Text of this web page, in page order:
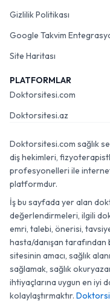
Gizlilik Politikası
Google Takvim
Site Haritası
PLATFORMLAR
Doktorsitesi.com
Doktorsitesi.az
Doktorsitesi.com sağlık
diş hekimleri,
profesyonelleri ile internet
platformdur.
İş bu sayfada yer alan
değerlendirmeleri, ilgili
emri, talebi, önerisi,
hasta/danışan tarafından
sitesinin amacı, sağlık
sağlamak, sağlık
ihtiyaçlarına uygun en iyi
kolaylaştırmaktır.